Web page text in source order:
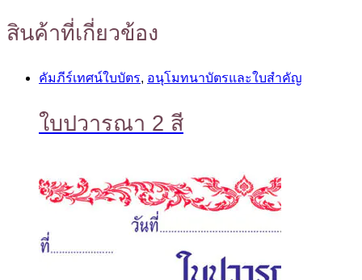
สินค้าที่เกี่ยวข้อง
คัมภีร์เทศน์ใบบัตร, อนุโมทนาบัตรและใบสำคัญ
ใบปวารณา 2 สี